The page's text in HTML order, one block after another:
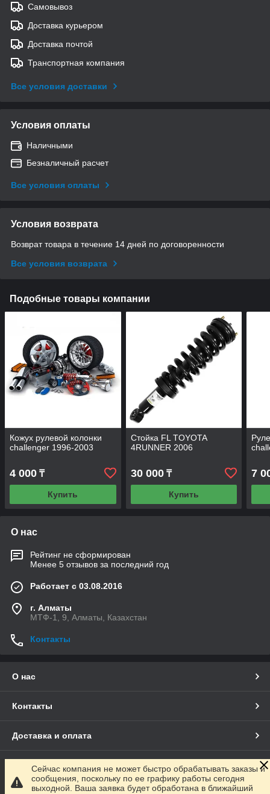
Самовывоз
Доставка курьером
Доставка почтой
Транспортная компания
Все условия доставки
Условия оплаты
Наличными
Безналичный расчет
Все условия оплаты
Условия возврата
Возврат товара в течение 14 дней по договоренности
Все условия возврата
Подобные товары компании
Кожух рулевой колонки
challenger 1996-2003
4 000 ₸
Купить
Стойка FL TOYOTA
4RUNNER 2006
30 000₸
Купить
7
О нас
Рейтинг не сформирован
Менее 5 отзывов за последний год
Работает с 03.08.2016
г. Алматы
МТФ-1, 9, Алматы, Казахстан
Контакты
О нас
Контакты
Доставка и оплата
Полная версия сайта
Сейчас компания не может быстро обрабатывать заказы и
сообщения, поскольку по ее графику работы сегодня
выходной. Ваша заявка будет обработана в ближайший